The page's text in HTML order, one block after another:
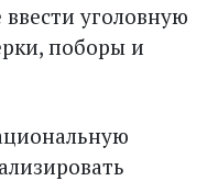
уголовную
поборы и